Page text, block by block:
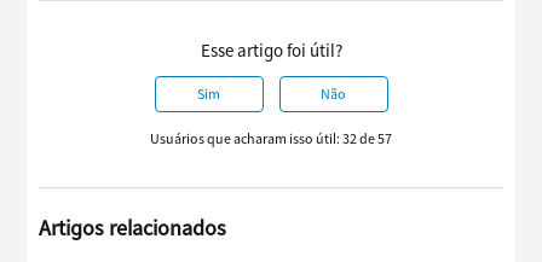
Esse artigo foi útil?
Sim Não
Usuários que acharam isso útil: 32 de 57
Artigos relacionados